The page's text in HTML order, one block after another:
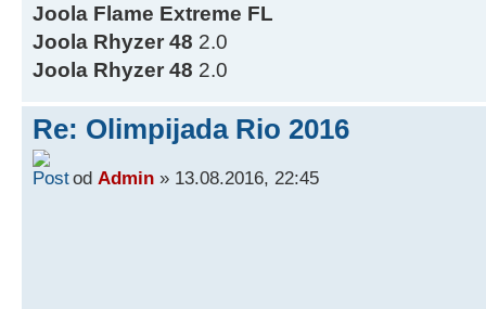
Joola Flame Extreme FL
Joola Rhyzer 48 2.0
Joola Rhyzer 48 2.0
Re: Olimpijada Rio 2016
od Admin » 13.08.2016, 22:45